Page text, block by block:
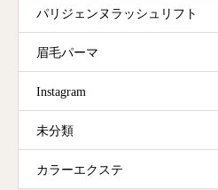
パリジェンヌラッシュリフト
眉毛パーマ
Instagram
未分類
カラーエクステ